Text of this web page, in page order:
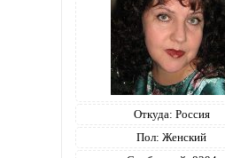
Откуда: Россия
Пол: Женский